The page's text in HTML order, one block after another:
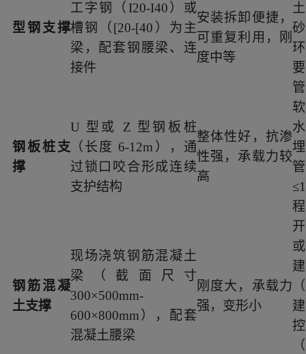
型钢支撑
工字钢（I20-I40）或
槽钢（[20-[40）为主
梁，配套钢腰梁、连
接件
安装拆卸便捷，
可重复利用，刚
度中等
钢板桩支
撑
U 型或 Z 型钢板桩
（长度 6-12m），通
过锁口咬合形成连续
支护结构
整体性好，抗渗
性强，承载力较
高
钢筋混凝
土支撑
现场浇筑钢筋混凝土
梁（截面尺寸
300×500mm-
600×800mm），配套
混凝土腰梁
刚度大，承载力
强，变形小